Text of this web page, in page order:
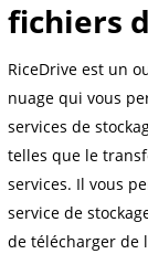
fichiers
RiceDrive est un
nuage qui vous
services de
telles que le
services. Il vous
service de
de télécharger de